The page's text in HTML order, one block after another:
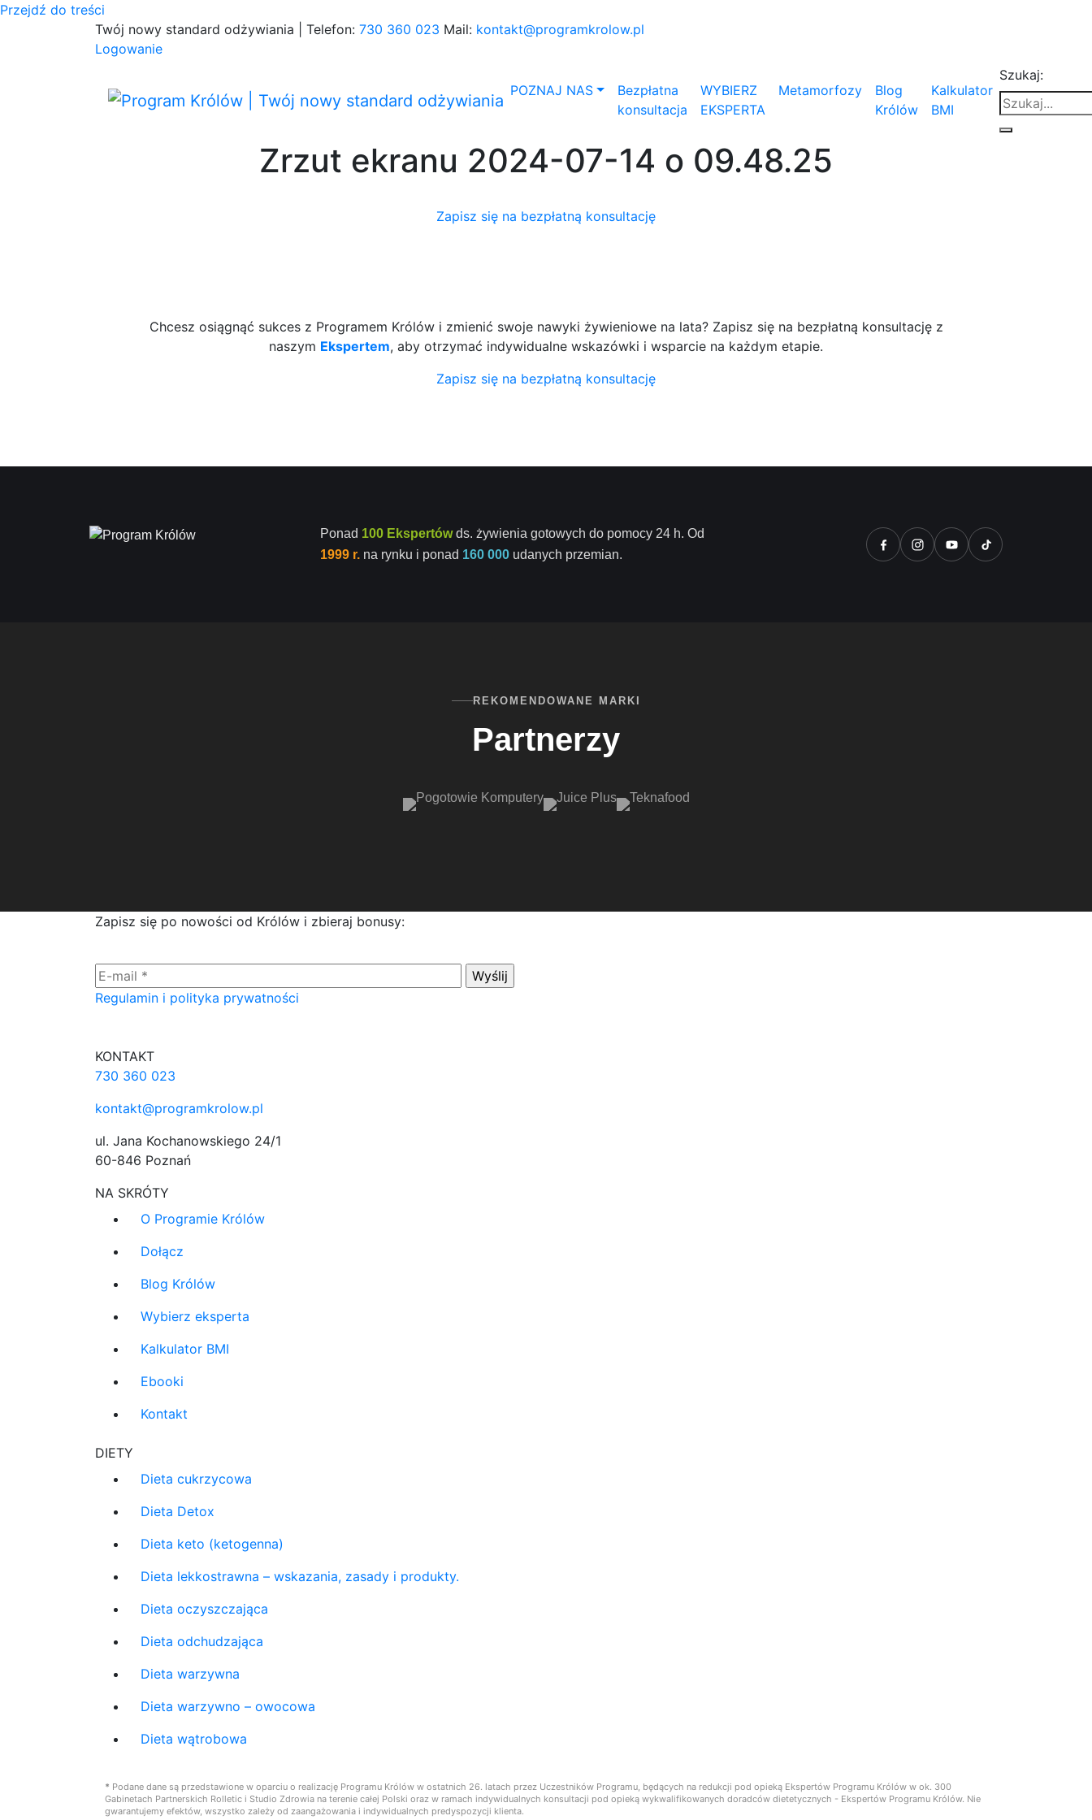
Przejdź do treści
Twój nowy standard odżywiania | Telefon: 730 360 023 Mail: kontakt@programkrolow.pl
Logowanie
POZNAJ NAS
Bezpłatna
konsultacja
WYBIERZ
EKSPERTA
Metamorfozy
Blog
Królów
Kalkulator
BMI
Szukaj:
Zrzut ekranu 2024-07-14 o 09.48.25
Zapisz się na bezpłatną konsultację
Chcesz osiągnąć sukces z Programem Królów i zmienić swoje nawyki żywieniowe na lata? Zapisz się na bezpłatną konsultację z
naszym Ekspertem, aby otrzymać indywidualne wskazówki i wsparcie na każdym etapie.
Zapisz się na bezpłatną konsultację
Ponad 100 Ekspertówds. żywienia gotowych do pomocy 24 h. Od
1999 r.na rynku i ponad 160 000udanych przemian.
REKOMENDOWANE MARKI
Partnerzy
Zapisz się po nowości od Królów i zbieraj bonusy:
Regulamin i polityka prywatności
KONTAKT
730 360 023
kontakt@programkrolow.pl
ul. Jana Kochanowskiego 24/1
60-846 Poznań
NA SKRÓTY
O Programie Królów
Dołącz
Blog Królów
Wybierz eksperta
Kalkulator BMI
Ebooki
Kontakt
DIETY
Dieta cukrzycowa
Dieta Detox
Dieta keto (ketogenna)
Dieta lekkostrawna – wskazania, zasady i produkty.
Dieta oczyszczająca
Dieta odchudzająca
Dieta warzywna
Dieta warzywno – owocowa
Dieta wątrobowa
* Podane dane są przedstawione w oparciu o realizację Programu Królów w ostatnich 26. latach przez Uczestników Programu, będących na redukcji pod opieką Ekspertów Programu Królów w ok. 300
Gabinetach Partnerskich Rolletic i Studio Zdrowia na terenie całej Polski oraz w ramach indywidualnych konsultacji pod opieką wykwalifikowanych doradców dietetycznych - Ekspertów Programu Królów. Nie
gwarantujemy efektów, wszystko zależy od zaangażowania i indywidualnych predyspozycji klienta.